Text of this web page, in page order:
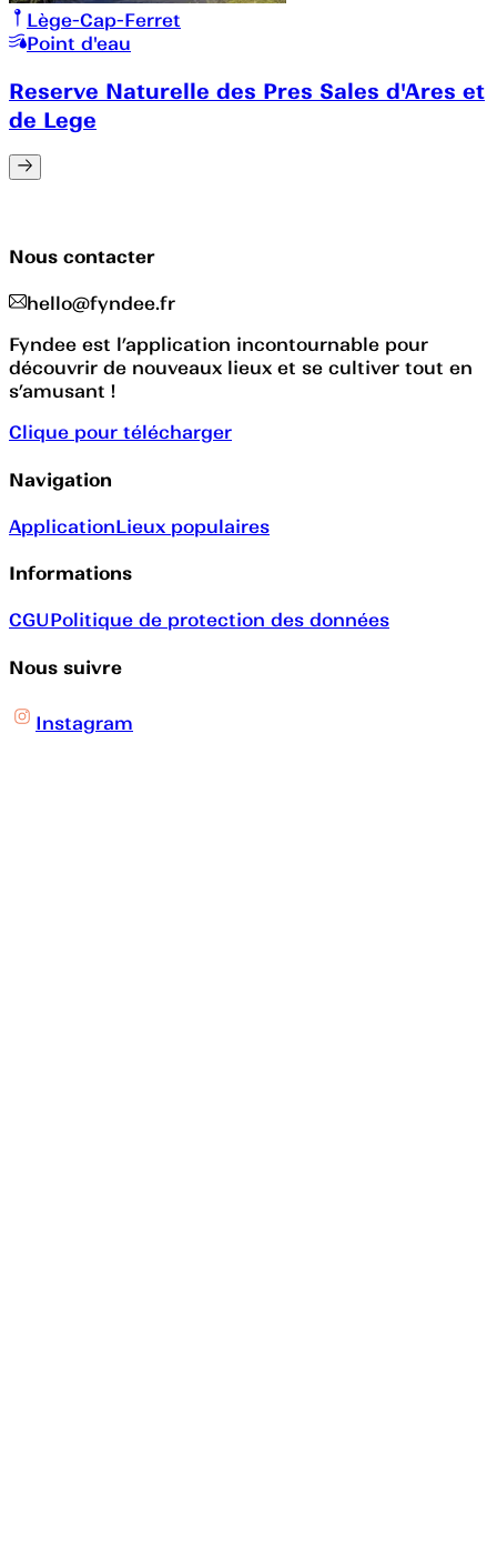
Lège-Cap-Ferret
Point d'eau
Reserve Naturelle des Pres Sales d'Ares et
de Lege
Nous contacter
hello@fyndee.fr
Fyndee est l’application incontournable pour
découvrir de nouveaux lieux et se cultiver tout en
s’amusant !
Clique pour télécharger
Navigation
ApplicationLieux populaires
Informations
CGUPolitique de protection des données
Nous suivre
Instagram